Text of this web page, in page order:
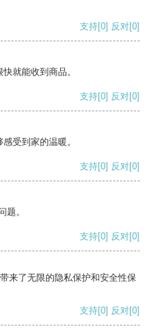
支持[0] 反对[0]
就能收到商品。
支持[0] 反对[0]
受到家的温暖。
支持[0] 反对[0]
题。
支持[0] 反对[0]
来了无限的隐私保护和安全性保
支持[0] 反对[0]